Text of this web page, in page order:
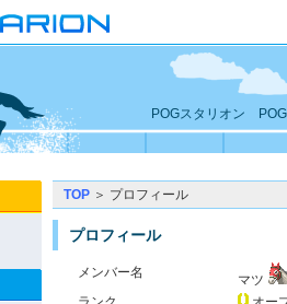
POGスタリオン POG
TOP ＞ プロフィール
プロフィール
メンバー名
マツ